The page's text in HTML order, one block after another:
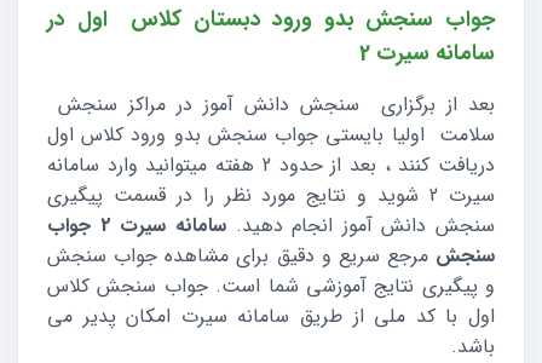
جواب سنجش بدو ورود دبستان کلاس اول در
سامانه سیرت 2
بعد از برگزاری سنجش دانش آموز در مراکز سنجش
سلامت اولیا بایستی جواب سنجش بدو ورود کلاس اول
دریافت کنند ، بعد از حدود 2 هفته میتوانید وارد سامانه
سیرت 2 شوید و نتایج مورد نظر را در قسمت پیگیری
سنجش دانش آموز انجام دهید.
سامانه سیرت 2 جواب
سنجش مرجع سریع و دقیق برای مشاهده جواب سنجش
و پیگیری نتایج آموزشی شما است. جواب سنجش کلاس
اول با کد ملی از طریق سامانه سیرت امکان پدیر می
باشد.